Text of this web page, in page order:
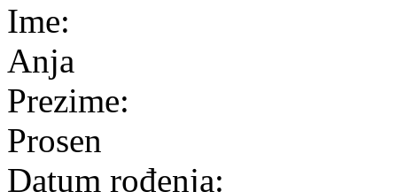
Ime:
Anja
Prezime:
Prosen
Datum rođenja: